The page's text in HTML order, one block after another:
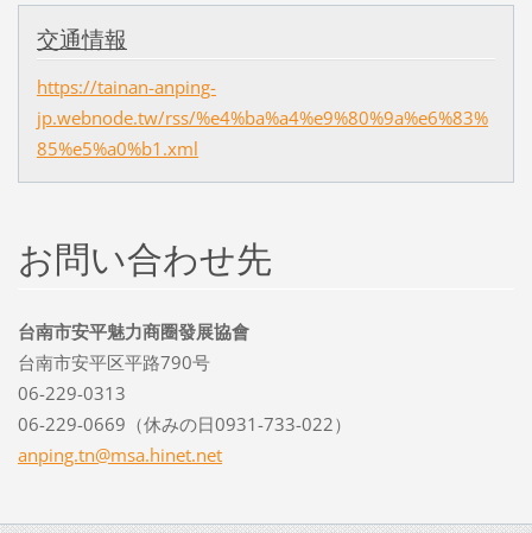
交通情報
https://tainan-anping-
jp.webnode.tw/rss/%e4%ba%a4%e9%80%9a%e6%83%
85%e5%a0%b1.xml
お問い合わせ先
台南市安平魅力商圈發展協會
台南市安平区平路790号
06-229-0313
06-229-0669（休みの日0931-733-022）
anping.tn@msa.hinet.net